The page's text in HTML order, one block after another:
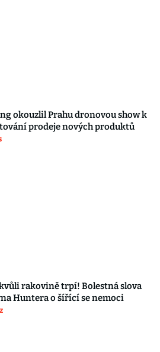
okouzlil Prahu dronovou show k
prodeje nových produktů
rakovině trpí! Bolestná slova
Huntera o šířící se nemoci